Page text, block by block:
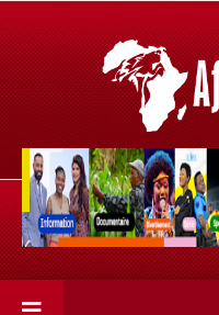
Retrouvez votre chaîne
CANAL+ 36 .
anareo!